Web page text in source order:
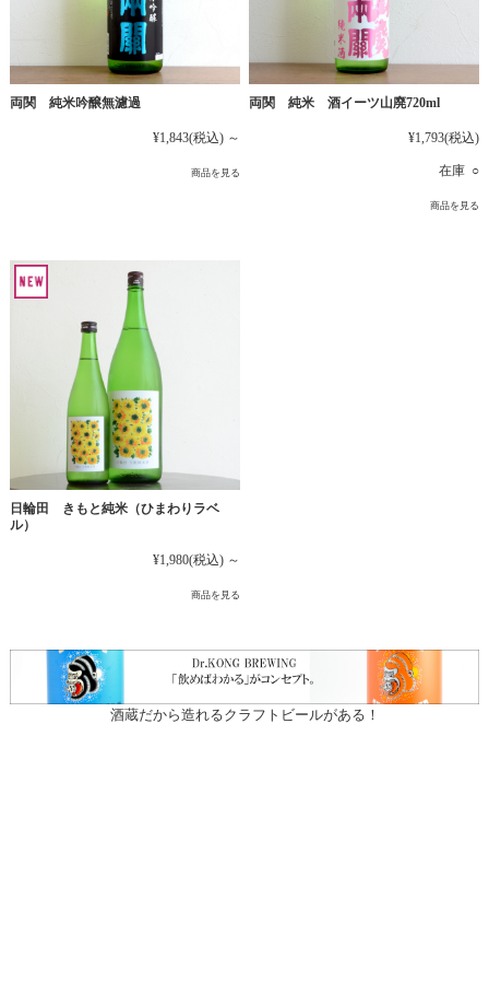
両関 純米吟醸無濾過
¥1,843(税込) ～
商品を見る
両関 純米 酒イーツ山廃720ml
¥1,793(税込)
在庫 ○
商品を見る
日輪田 きもと純米（ひまわりラベ
ル）
¥1,980(税込) ～
商品を見る
酒蔵だから造れるクラフトビールがある！